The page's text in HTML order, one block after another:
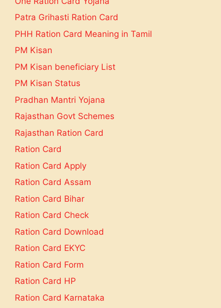
Patra Grihasti Ration Card
PHH Ration Card Meaning in Tamil
PM Kisan
PM Kisan beneficiary List
PM Kisan Status
Pradhan Mantri Yojana
Rajasthan Govt Schemes
Rajasthan Ration Card
Ration Card
Ration Card Apply
Ration Card Assam
Ration Card Bihar
Ration Card Check
Ration Card Download
Ration Card EKYC
Ration Card Form
Ration Card HP
Ration Card Karnataka